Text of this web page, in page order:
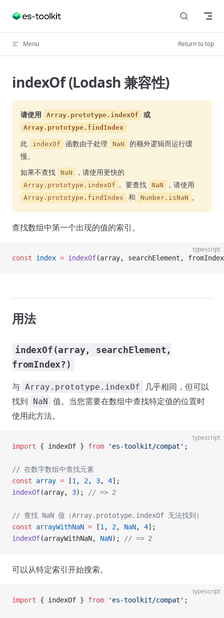
Skip to content
Menu Return to top
indexOf (Lodash 兼容性)
请使用 Array.prototype.indexOf 或
Array.prototype.findIndex
此 indexOf 函数由于处理 NaN
的额外逻辑而运行缓
慢。
如果不查找
NaN ，请使用更快的
Array.prototype.indexOf 。要查找 NaN ，请使用
Array.prototype.findIndex 和 Number.isNaN 。
查找数组中第一个出现的值的索引。
typescript
const index = indexOf(array, searchElement,
用法
indexOf(array, searchElement,
fromIndex?)
与 Array.prototype.indexOf
几乎相同，但可以
找到
NaN 值。当您需要在数组中查找特定值的位置时
使用此方法。
typescript
import { indexOf } from 'es-toolkit/compat' ;
// 在数字数组中查找元素
const array = [1 , 2, 3, 4];
indexOf(array, 3); // => 2
// 查找 NaN 值（Array.prototype.indexOf 无法找到）
const arrayWithNaN = [1 , 2, NaN, 4];
indexOf(arrayWithNaN, NaN); // => 2
可以从特定索引开始搜索。
typescript
import { indexOf } from 'es-toolkit/compat' ;